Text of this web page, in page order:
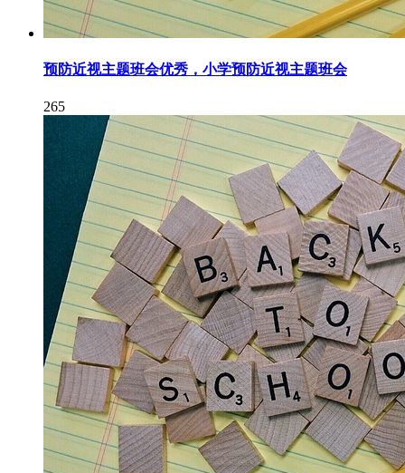
预防近视主题班会优秀，小学预防近视主题班会
265